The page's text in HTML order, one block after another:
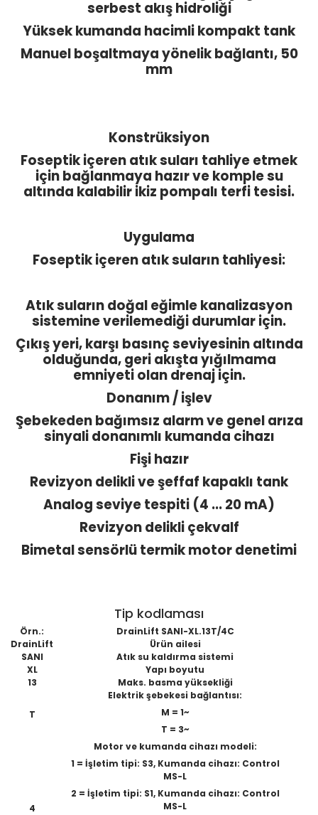
serbest akış hidroliği
Yüksek kumanda hacimli kompakt tank
Manuel boşaltmaya yönelik bağlantı, 50
mm
Konstrüksiyon
Foseptik içeren atık suları tahliye etmek
için bağlanmaya hazır ve komple su
altında kalabilir ikiz pompalı terfi tesisi.
Uygulama
Foseptik içeren atık suların tahliyesi:
Atık suların doğal eğimle kanalizasyon
sistemine verilemediği durumlar için.
Çıkış yeri, karşı basınç seviyesinin altında
olduğunda, geri akışta yığılmama
emniyeti olan drenaj için.
Donanım / işlev
Şebekeden bağımsız alarm ve genel arıza
sinyali donanımlı kumanda cihazı
Fişi hazır
Revizyon delikli ve şeffaf kapaklı tank
Analog seviye tespiti (4 ... 20 mA)
Revizyon delikli çekvalf
Bimetal sensörlü termik motor denetimi
Tip kodlaması
Örn.:
DrainLift SANI-XL.13T/4C
DrainLift
Ürün ailesi
SANI
Atık su kaldırma sistemi
XL
Yapı boyutu
13
Maks. basma yüksekliği
T
Elektrik şebekesi bağlantısı:
M = 1~
T = 3~
4
Motor ve kumanda cihazı modeli:
1 = İşletim tipi: S3, Kumanda cihazı: Control
MS-L
2 = İşletim tipi: S1, Kumanda cihazı: Control
MS-L